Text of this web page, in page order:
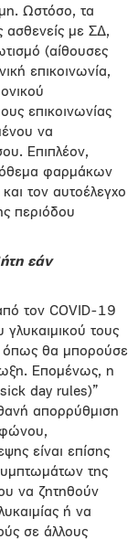
Ωστόσο, τα
ασθενείς με ΣΔ,
(αίθουσες
επικοινωνία,
επικοινωνίας
να
Επιπλέον,
φαρμάκων
τον αυτοέλεγχο
περιόδου
εάν
τον COVID-19
τους
όπως θα μπορούσε
Επομένως, η
day rules)”
απορρύθμιση
είναι επίσης
της
να ζητηθούν
ή να
σε άλλους